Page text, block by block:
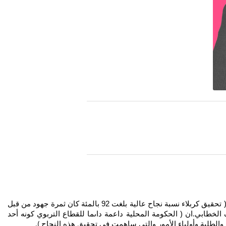
حققت محافظة كربلاء نسبة عالية في نتائج الامتحانات النهائية للسادس ابتدا ئي حيث بلغت 92 بالمئة. وأكد المحافظ نصيف جاسم الخطابي. أن ( تحقيق كربلاء نسبة نجاح عالية بلغت 92 بالمئة كان ثمرة جهود من قبل
الخطابي.ان ( الحكومة المحلية داعمة داىما للقطاع التربوي كونه أحد
والطلبة وأولياء الأمور والتي ساهمت في تحقيق هذه النجاح